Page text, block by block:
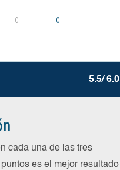
0 0
5.5/ 6.0
cada una de las tres
es el mejor resultado